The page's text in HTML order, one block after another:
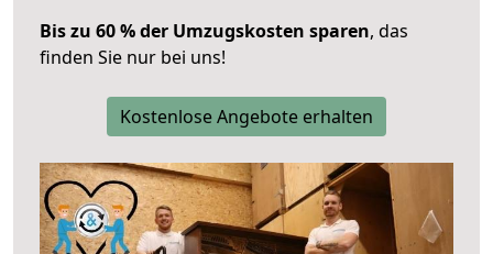
Bis zu 60 % der Umzugskosten sparen, das
finden Sie nur bei uns!
Kostenlose Angebote erhalten